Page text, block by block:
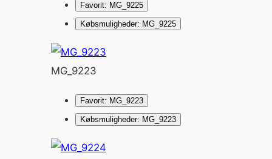
Favorit: MG_9225
Købsmuligheder: MG_9225
MG_9223
Favorit: MG_9223
Købsmuligheder: MG_9223